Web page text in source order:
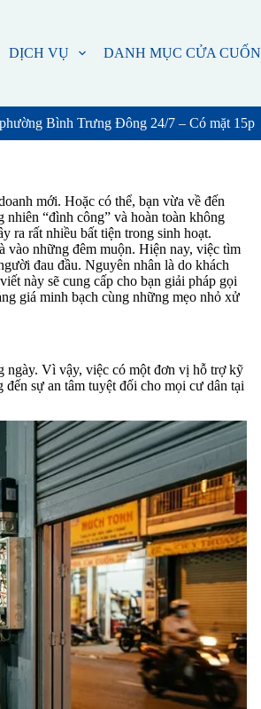
DỊCH VỤ DANH MỤC CỬA CUỐN
Bình Trưng Đông 24/7 – Có mặt 15p
mới. Hoặc có thể, bạn vừa về đến
“đình công” và hoàn toàn không
ra rất nhiều bất tiện trong sinh hoạt.
vào những đêm muộn. Hiện nay, việc tìm
đau đầu. Nguyên nhân là do khách
này sẽ cung cấp cho bạn giải pháp gọi
giá minh bạch cùng những mẹo nhỏ xử
ngày. Vì vậy, việc có một đơn vị hỗ trợ kỹ
sự an tâm tuyệt đối cho mọi cư dân tại